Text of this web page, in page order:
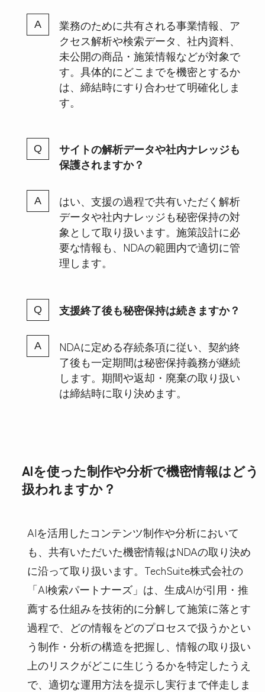
業務のために共有される事業情報、ア
クセス解析や検索データ、社内資料、
未公開の商品・施策情報などが対象で
す。具体的にどこまでを機密とするか
は、締結時にすり合わせて明確化しま
す。
サイトの解析データや社内ナレッジも
保護されますか？
はい、支援の過程で共有いただく解析
データや社内ナレッジも秘密保持の対
象として取り扱います。施策設計に必
要な情報も、NDAの範囲内で適切に管
理します。
支援終了後も秘密保持は続きますか？
NDAに定める存続条項に従い、契約終
了後も一定期間は秘密保持義務が継続
します。期間や返却・廃棄の取り扱い
は締結時に取り決めます。
AIを使った制作や分析で機密情報はどう
扱われますか？
AIを活用したコンテンツ制作や分析において
も、共有いただいた機密情報はNDAの取り決め
に沿って取り扱います。TechSuite株式会社の
「AI検索パートナーズ」は、生成AIが引用・推
薦する仕組みを技術的に分解して施策に落とす
過程で、どの情報をどのプロセスで扱うかとい
う制作・分析の構造を把握し、情報の取り扱い
上のリスクがどこに生じうるかを特定したうえ
で、適切な運用方法を提示し実行まで伴走しま